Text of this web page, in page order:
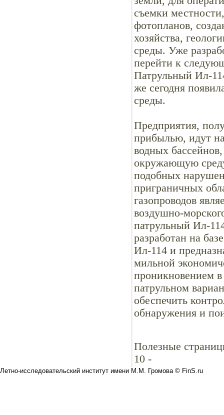
съемки
фотопланов,
хозяйства,
среды. Уже
перейти к
Патрульный Ил-
же сегодня
среды.
Предприятия,
прибылью, идут
водных
окружающую
подобных
приграничных
газопроводов
воздушно-
патрульный Ил-
разработан на
Ил-114 и
мильной
проникновением
патрульном
обеспечить
обнаружения и
Полезные
10 -
Летно-исследовательский институт имени М.М. Громова © FinS.ru